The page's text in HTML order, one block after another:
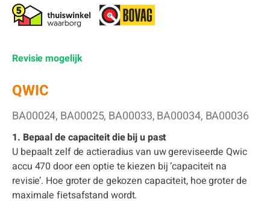
Revisie mogelijk
QWIC
BA00024, BA00025, BA00033, BA00034, BA00036
1. Bepaal de capaciteit die bij u past
U bepaalt zelf de actieradius van uw gereviseerde Qwic
accu 470 door een optie te kiezen bij ‘capaciteit na
revisie’. Hoe groter de gekozen capaciteit, hoe groter de
maximale fietsafstand wordt.